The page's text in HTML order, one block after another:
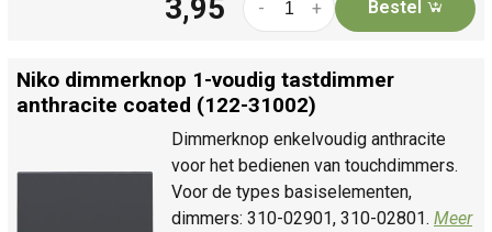
3,95 +
- Bestel
Niko dimmerknop 1-voudig tastdimmer
anthracite coated (122-31002)
Dimmerknop enkelvoudig anthracite
voor het bedienen van touchdimmers.
Voor de types basiselementen,
dimmers: 310-02901, 310-02801. Meer